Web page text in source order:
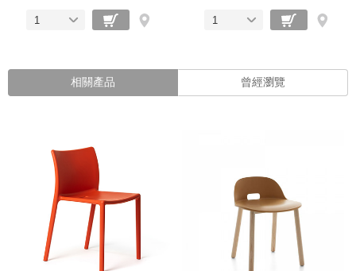
1 1
相關產品 曾經瀏覽